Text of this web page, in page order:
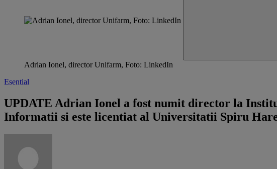
Adrian Ionel, director Unifarm, Foto: LinkedIn
Esential
UPDATE Adrian Ionel a fost numit director la
Informatii si este licentiat al Universitatii Spiru